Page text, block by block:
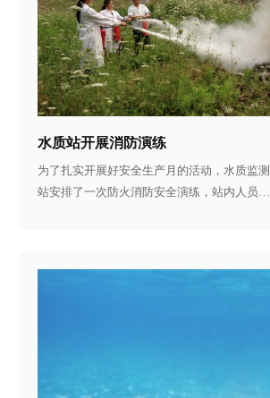
井筒内4米长钢丝绳脱钩，如不及时更换，将
会使泵机电缆断裂导致严重后果。 “千里之
堤，溃于蚁穴”，细节决定安全。供水公司
水质站开展消防演练
为了扎实开展好安全生产月的活动，水质监测
站安排了一次防火消防安全演练，站内人员积